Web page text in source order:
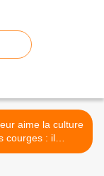
aime la culture
courges : il
ainsi plus de